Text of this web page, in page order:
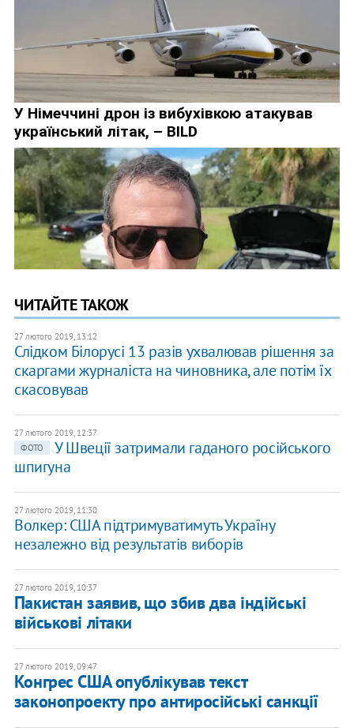
ЧИТАЙТЕ ТАКОЖ
27 лютого 2019, 13:12
Слідком Білорусі 13 разів ухвалював рішення за
скаргами журналіста на чиновника, але потім їх
скасовував
27 лютого 2019, 12:37
ФОТО
У Швеції затримали гаданого російського
шпигуна
27 лютого 2019, 11:30
Волкер: США підтримуватимуть Україну
незалежно від результатів виборів
27 лютого 2019, 10:37
Пакистан заявив, що збив два індійські
військові літаки
27 лютого 2019, 09:47
Конгрес США опублікував текст
законопроекту про антиросійські санкції